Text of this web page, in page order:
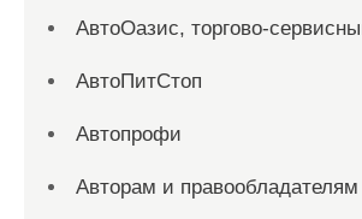
АвтоОазис, торгово-
АвтоПитСтоп
Автопрофи
Авторам и правообладателям